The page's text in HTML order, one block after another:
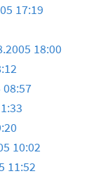
17:19
18:00
08:57
10:02
11:52